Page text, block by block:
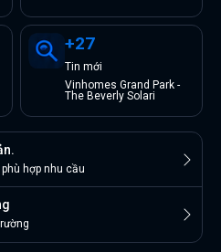
+27
Tin mới
Vinhomes Grand Park -
The Beverly Solari
hợp nhu cầu